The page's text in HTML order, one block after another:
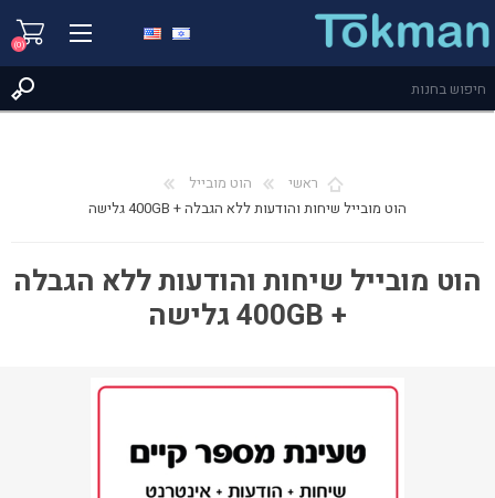
(0)
ראשי
הוט מובייל
הוט מובייל שיחות והודעות ללא הגבלה + 400GB גלישה
הוט מובייל שיחות והודעות ללא הגבלה
+ 400GB גלישה